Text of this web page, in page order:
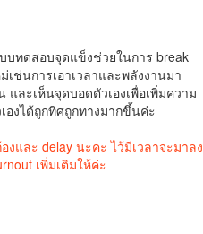
ทดสอบจุดแข็งช่วยในการ break
ช่นการเอาเวลาและพลังงานมา
ละเห็นจุดบอดตัวเองเพื่อเพิ่มความ
งได้ถูกทิศถูกทางมากขึ้นค่ะ
งและ delay นะคะ ไว้มีเวลาจะมาลง
เพิ่มเติมให้ค่ะ